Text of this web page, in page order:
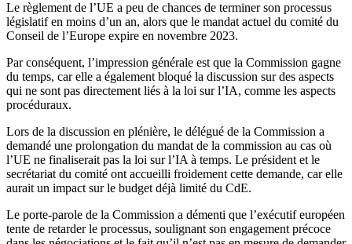
Le règlement de l’UE a peu de chances de terminer son processus
législatif en moins d’un an, alors que le mandat actuel du comité du
Conseil de l’Europe expire en novembre 2023.
Par conséquent, l’impression générale est que la Commission gagne
du temps, car elle a également bloqué la discussion sur des aspects
qui ne sont pas directement liés à la loi sur l’IA, comme les aspects
procéduraux.
Lors de la discussion en plénière, le délégué de la Commission a
demandé une prolongation du mandat de la commission au cas où
l’UE ne finaliserait pas la loi sur l’IA à temps. Le président et le
secrétariat du comité ont accueilli froidement cette demande, car elle
aurait un impact sur le budget déjà limité du CdE.
Le porte-parole de la Commission a démenti que l’exécutif européen
tente de retarder le processus, soulignant son engagement précoce